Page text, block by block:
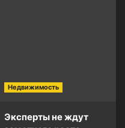
Недвижимость
Эксперты не ждут